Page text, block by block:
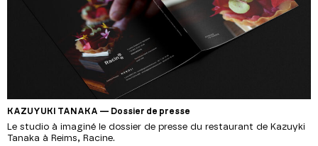
KAZUYUKI TANAKA — Dossier de presse
Le studio à imaginé le dossier de presse du restaurant de Kazuyki
Tanaka à Reims, Racine.